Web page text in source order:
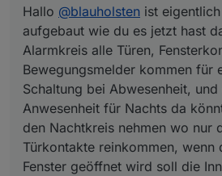
Türkontakte reinkommen,
Fenster geöffnet wird soll
oder was auch immer.
Hoffe hab es jetzt
Hallo @blauholsten ist
aufgebaut wie du es jetzt hast
Alarmkreis alle Türen,
Bewegungsmelder kommen für
Schaltung bei Abwesenheit, und
Anwesenheit für Nachts da
den Nachtkreis nehmen wo nur
Türkontakte reinkommen, wenn
Fenster geöffnet wird soll die